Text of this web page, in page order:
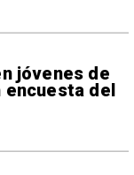
jóvenes de
encuesta del